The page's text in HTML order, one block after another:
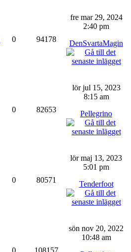
0 94178
fre mar 29, 2024
2:40 pm
DenSvartaMagin
0 82653
lör jul 15, 2023
8:15 am
Pellegrino
0 80571
lör maj 13, 2023
5:01 pm
Tenderfoot
0 108157
sön nov 20, 2022
10:48 am